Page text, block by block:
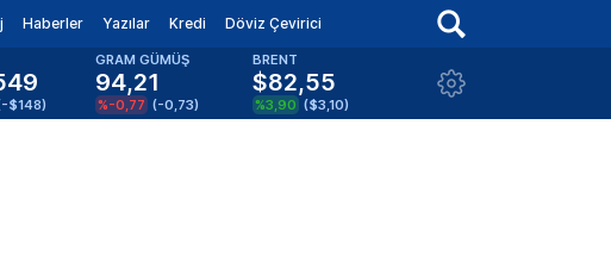
Haberler Yazılar Kredi Döviz Çevirici
-$148)
GRAM GÜMÜŞ
94,21
%-0,77 (-0,73)
BRENT
$82,55
%3,90 ($3,10)